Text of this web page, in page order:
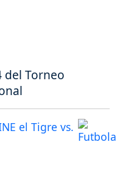
del Torneo